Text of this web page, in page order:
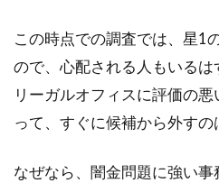
この時点での調査では、星1
ので、心配される人もいるは
リーガルオフィスに評価の
って、すぐに候補から外すの
なぜなら、闇金問題に強い